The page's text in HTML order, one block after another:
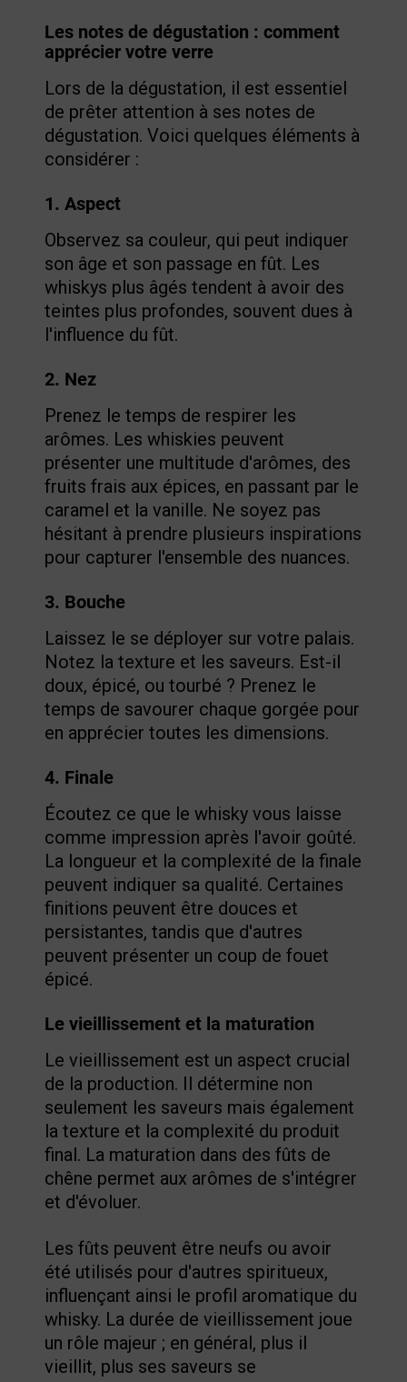
Les notes de dégustation : comment
apprécier votre verre
Lors de la dégustation, il est essentiel
de prêter attention à ses notes de
dégustation. Voici quelques éléments à
considérer :
1. Aspect
Observez sa couleur, qui peut indiquer
son âge et son passage en fût. Les
whiskys plus âgés tendent à avoir des
teintes plus profondes, souvent dues à
l'influence du fût.
2. Nez
Prenez le temps de respirer les
arômes. Les whiskies peuvent
présenter une multitude d'arômes, des
fruits frais aux épices, en passant par le
caramel et la vanille. Ne soyez pas
hésitant à prendre plusieurs inspirations
pour capturer l'ensemble des nuances.
3. Bouche
Laissez le se déployer sur votre palais.
Notez la texture et les saveurs. Est-il
doux, épicé, ou tourbé ? Prenez le
temps de savourer chaque gorgée pour
en apprécier toutes les dimensions.
4. Finale
Écoutez ce que le whisky vous laisse
comme impression après l'avoir goûté.
La longueur et la complexité de la finale
peuvent indiquer sa qualité. Certaines
finitions peuvent être douces et
persistantes, tandis que d'autres
peuvent présenter un coup de fouet
épicé.
Le vieillissement et la maturation
Le vieillissement est un aspect crucial
de la production. Il détermine non
seulement les saveurs mais également
la texture et la complexité du produit
final. La maturation dans des fûts de
chêne permet aux arômes de s'intégrer
et d'évoluer.
Les fûts peuvent être neufs ou avoir
été utilisés pour d'autres spiritueux,
influençant ainsi le profil aromatique du
whisky. La durée de vieillissement joue
un rôle majeur ; en général, plus il
vieillit, plus ses saveurs se